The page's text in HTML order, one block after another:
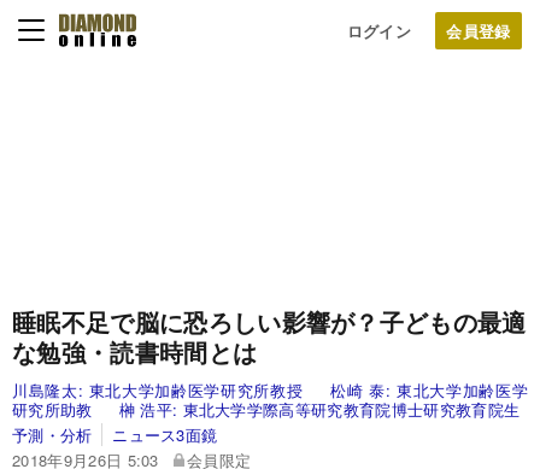
ログイン
睡眠不足で脳に恐ろしい影響が？子どもの最適
な勉強・読書時間とは
川島隆太: 東北大学加齢医学研究所教授 松崎 泰: 東北大学加齢医学
研究所助教
榊 浩平: 東北大学学際高等研究教育院博士研究教育院生
予測・分析
ニュース3面鏡
2018年9月26日 5:03
会員限定